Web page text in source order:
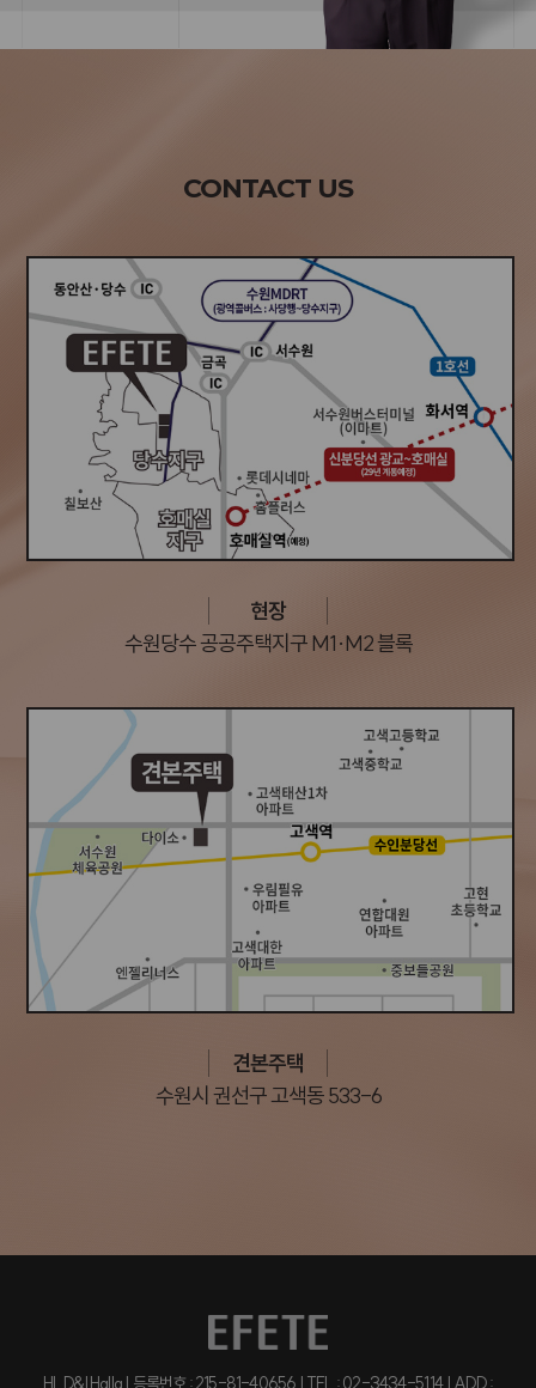
CONTACT US
현장
수원당수 공공주택지구 M1·M2 블록
견본주택
수원시 권선구 고색동 533-6
HL D&I Halla | 등록번호 : 215-81-40656 | TEL : 02-3434-5114 | ADD :